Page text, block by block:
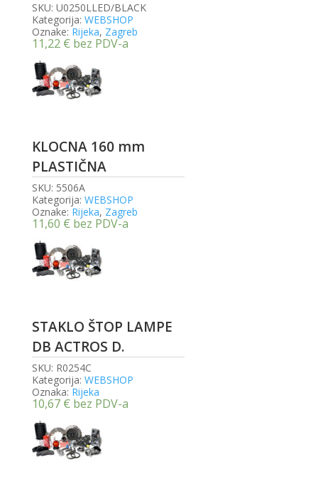
SKU: U0250LLED/BLACK
Kategorija: WEBSHOP
Oznake: Rijeka, Zagreb
11,22 € bez PDV-a
KLOCNA 160 mm
PLASTIČNA
SKU: 5506A
Kategorija: WEBSHOP
Oznake: Rijeka, Zagreb
11,60 € bez PDV-a
STAKLO ŠTOP LAMPE
DB ACTROS D.
SKU: R0254C
Kategorija: WEBSHOP
Oznaka: Rijeka
10,67 € bez PDV-a